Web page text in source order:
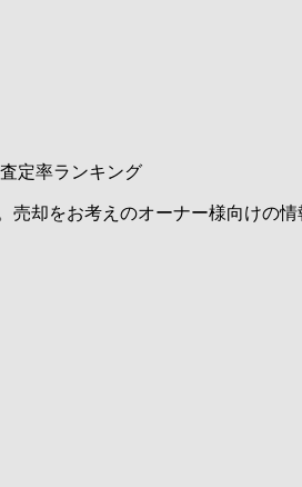
定率ランキング
却をお考えのオーナー様向けの情